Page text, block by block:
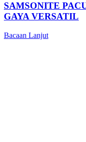
SAMSONITE
GAYA VERSATIL
Bacaan Lanjut